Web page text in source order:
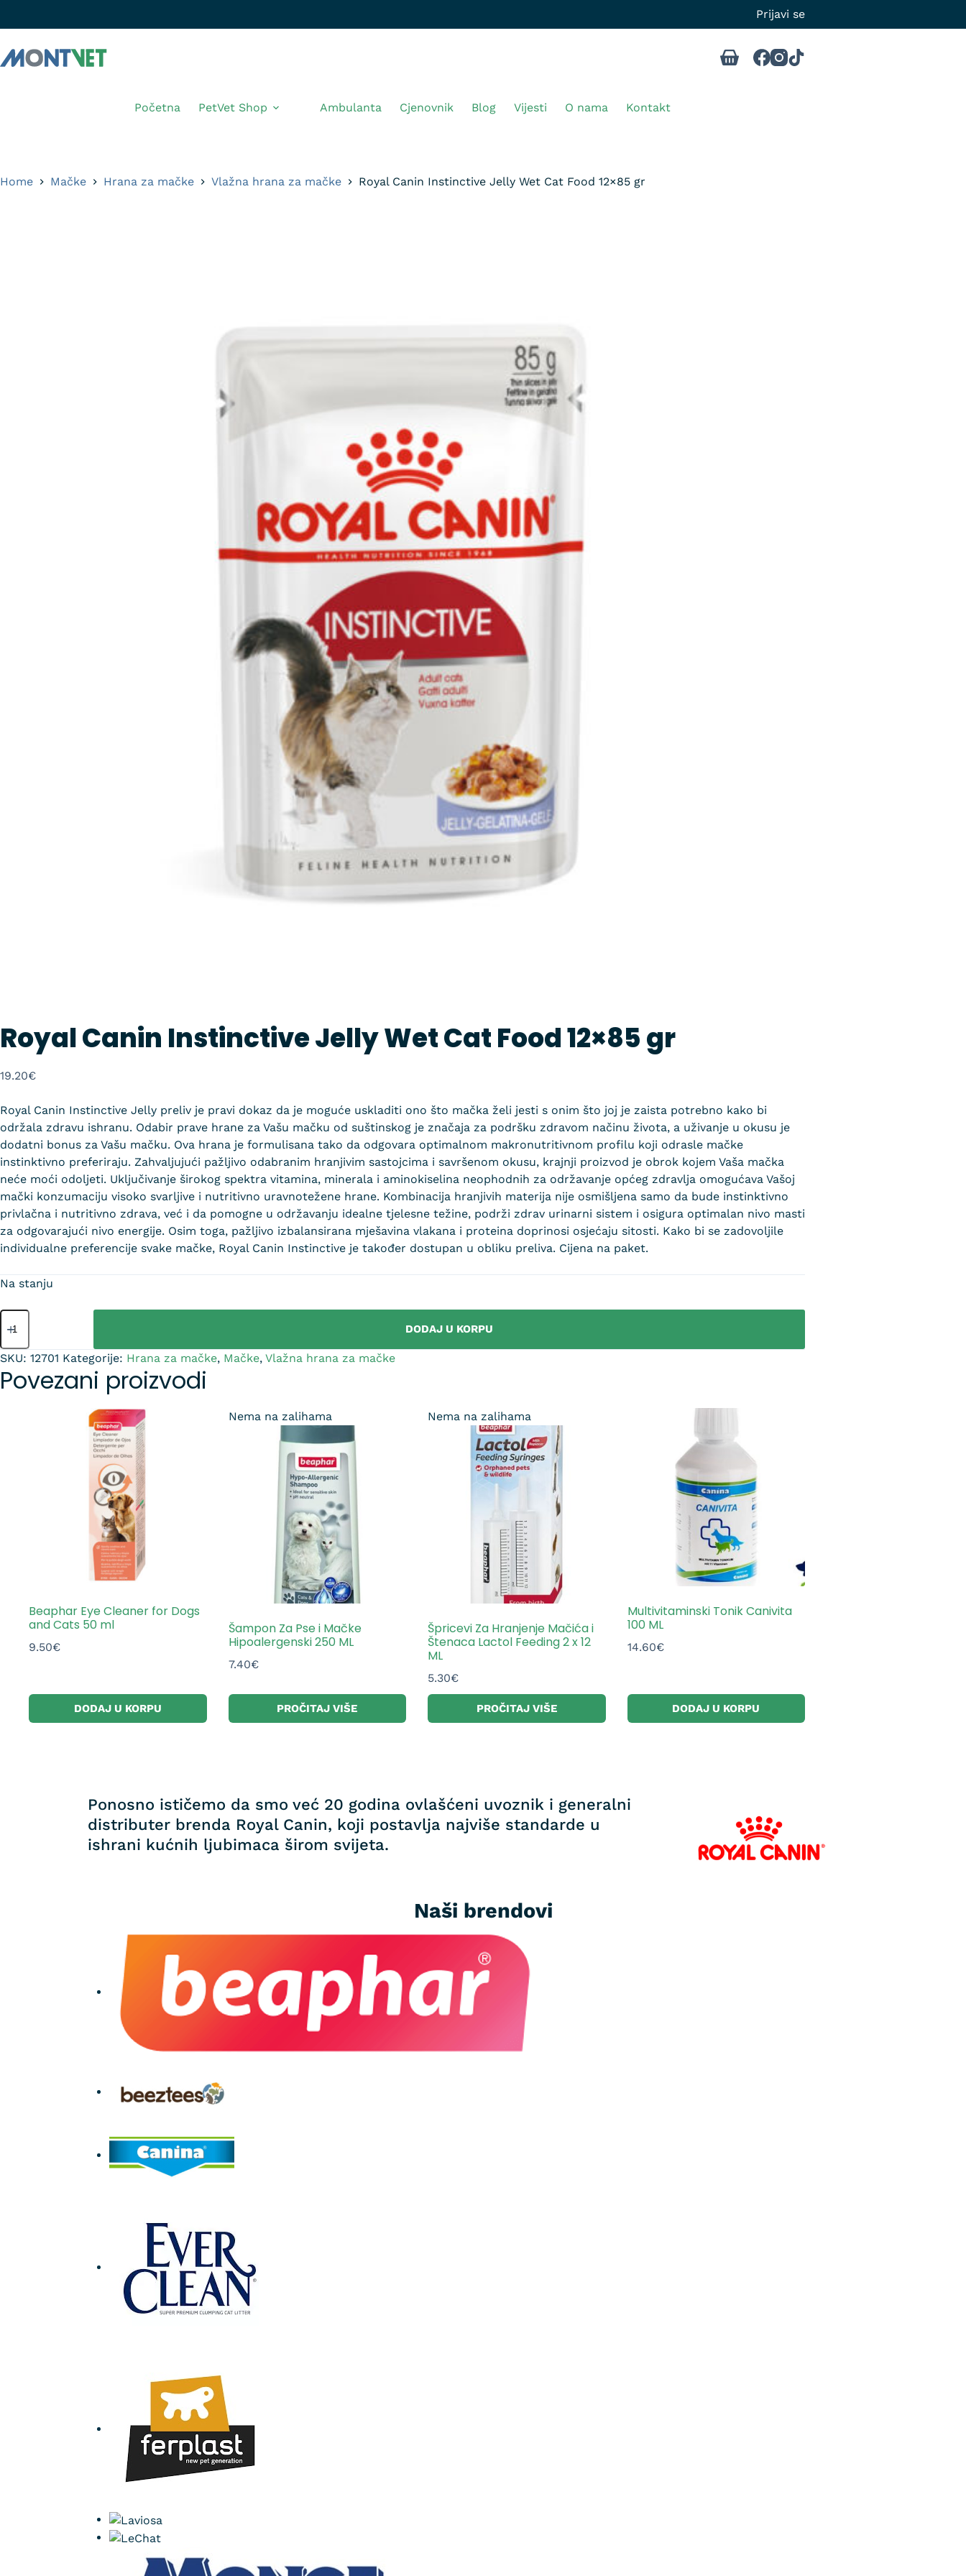
Prijavi se
Početna PetVet Shop Ambulanta Cjenovnik Blog Vijesti O nama Kontakt
Home Mačke Hrana za mačke Vlažna hrana za mačke Royal Canin Instinctive Jelly Wet Cat Food 12×85 gr
Royal Canin Instinctive Jelly Wet Cat Food 12×85 gr
19.20€
Royal Canin Instinctive Jelly preliv je pravi dokaz da je moguće uskladiti ono što mačka želi jesti s onim što joj je zaista potrebno kako bi
održala zdravu ishranu. Odabir prave hrane za Vašu mačku od suštinskog je značaja za podršku zdravom načinu života, a uživanje u okusu je
dodatni bonus za Vašu mačku. Ova hrana je formulisana tako da odgovara optimalnom makronutritivnom profilu koji odrasle mačke
instinktivno preferiraju. Zahvaljujući pažljivo odabranim hranjivim sastojcima i savršenom okusu, krajnji proizvod je obrok kojem Vaša mačka
neće moći odoljeti. Uključivanje širokog spektra vitamina, minerala i aminokiselina neophodnih za održavanje općeg zdravlja omogućava Vašoj
mački konzumaciju visoko svarljive i nutritivno uravnotežene hrane. Kombinacija hranjivih materija nije osmišljena samo da bude instinktivno
privlačna i nutritivno zdrava, već i da pomogne u održavanju idealne tjelesne težine, podrži zdrav urinarni sistem i osigura optimalan nivo masti
za odgovarajući nivo energije. Osim toga, pažljivo izbalansirana mješavina vlakana i proteina doprinosi osjećaju sitosti. Kako bi se zadovoljile
individualne preferencije svake mačke, Royal Canin Instinctive je također dostupan u obliku preliva. Cijena na paket.
Na stanju
DODAJ U KORPU
SKU: 12701 Kategorije: Hrana za mačke, Mačke, Vlažna hrana za mačke
Povezani proizvodi
Beaphar Eye Cleaner for Dogs
and Cats 50 ml
9.50€
DODAJ U KORPU
Nema na zalihama
Šampon Za Pse i Mačke
Hipoalergenski 250 ML
7.40€
PROČITAJ VIŠE
Nema na zalihama
Špricevi Za Hranjenje Mačića i
Štenaca Lactol Feeding 2 x 12
ML
5.30€
PROČITAJ VIŠE
Multivitaminski Tonik Canivita
100 ML
14.60€
DODAJ U KORPU
Ponosno ističemo da smo već 20 godina ovlašćeni uvoznik i generalni
distributer brenda Royal Canin, koji postavlja najviše standarde u
ishrani kućnih ljubimaca širom svijeta.
Naši brendovi